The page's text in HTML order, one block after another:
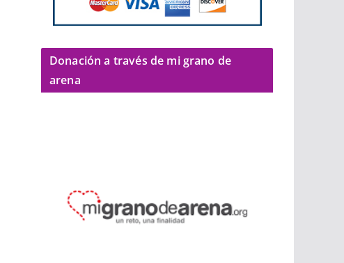
Donación a través de mi grano de
arena